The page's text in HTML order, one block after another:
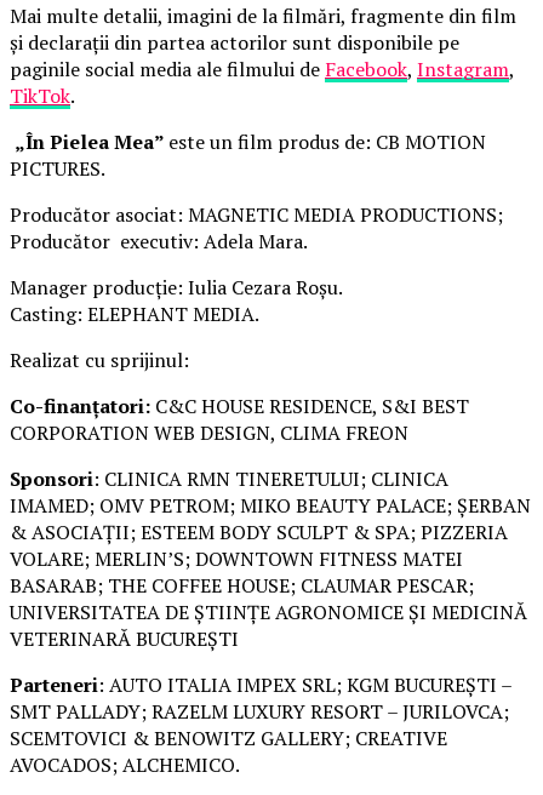
Mai multe detalii, imagini de la filmări, fragmente din film
și declarații din partea actorilor sunt disponibile pe
paginile social media ale filmului de Facebook, Instagram,
TikTok.
„În Pielea Mea” este un film produs de: CB MOTION
PICTURES.
Producător asociat: MAGNETIC MEDIA PRODUCTIONS;
Producător executiv: Adela Mara.
Manager producție: Iulia Cezara Roșu.
Casting: ELEPHANT MEDIA.
Realizat cu sprijinul:
Co-finanțatori: C&C HOUSE RESIDENCE, S&I BEST
CORPORATION WEB DESIGN, CLIMA FREON
Sponsori: CLINICA RMN TINERETULUI; CLINICA
IMAMED; OMV PETROM; MIKO BEAUTY PALACE; ȘERBAN
& ASOCIAȚII; ESTEEM BODY SCULPT & SPA; PIZZERIA
VOLARE; MERLIN’S; DOWNTOWN FITNESS MATEI
BASARAB; THE COFFEE HOUSE; CLAUMAR PESCAR;
UNIVERSITATEA DE ȘTIINȚE AGRONOMICE ȘI MEDICINĂ
VETERINARĂ BUCUREȘTI
Parteneri: AUTO ITALIA IMPEX SRL; KGM BUCUREȘTI –
SMT PALLADY; RAZELM LUXURY RESORT – JURILOVCA;
SCEMTOVICI & BENOWITZ GALLERY; CREATIVE
AVOCADOS; ALCHEMICO.